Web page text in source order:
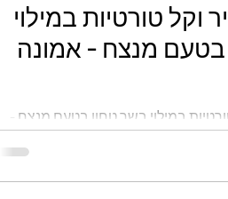
וקל טורטיות במילוי
בטעם מנצח - אמונה
במילוי בשר טחון בטעם מנצח -